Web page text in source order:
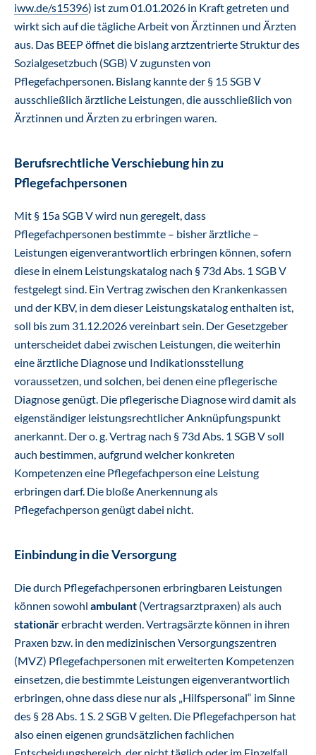
iww.de/s15396) ist zum 01.01.2026 in Kraft getreten und
wirkt sich auf die tägliche Arbeit von Ärztinnen und Ärzten
aus. Das BEEP öffnet die bislang arztzentrierte Struktur des
Sozialgesetzbuch (SGB) V zugunsten von
Pflegefachpersonen. Bislang kannte der § 15 SGB V
ausschließlich ärztliche Leistungen, die ausschließlich von
Ärztinnen und Ärzten zu erbringen waren.
Berufsrechtliche Verschiebung hin zu
Pflegefachpersonen
Mit § 15a SGB V wird nun geregelt, dass
Pflegefachpersonen bestimmte – bisher ärztliche –
Leistungen eigenverantwortlich erbringen können, sofern
diese in einem Leistungskatalog nach § 73d Abs. 1 SGB V
festgelegt sind. Ein Vertrag zwischen den Krankenkassen
und der KBV, in dem dieser Leistungskatalog enthalten ist,
soll bis zum 31.12.2026 vereinbart sein. Der Gesetzgeber
unterscheidet dabei zwischen Leistungen, die weiterhin
eine ärztliche Diagnose und Indikationsstellung
voraussetzen, und solchen, bei denen eine pflegerische
Diagnose genügt. Die pflegerische Diagnose wird damit als
eigenständiger leistungsrechtlicher Anknüpfungspunkt
anerkannt. Der o. g. Vertrag nach § 73d Abs. 1 SGB V soll
auch bestimmen, aufgrund welcher konkreten
Kompetenzen eine Pflegefachperson eine Leistung
erbringen darf. Die bloße Anerkennung als
Pflegefachperson genügt dabei nicht.
Einbindung in die Versorgung
Die durch Pflegefachpersonen erbringbaren Leistungen
können sowohl ambulant (Vertragsarztpraxen) als auch
stationärerbracht werden. Vertragsärzte können in ihren
Praxen bzw. in den medizinischen Versorgungszentren
(MVZ) Pflegefachpersonen mit erweiterten Kompetenzen
einsetzen, die bestimmte Leistungen eigenverantwortlich
erbringen, ohne dass diese nur als „Hilfspersonal“ im Sinne
des § 28 Abs. 1 S. 2 SGB V gelten. Die Pflegefachperson hat
also einen eigenen grundsätzlichen fachlichen